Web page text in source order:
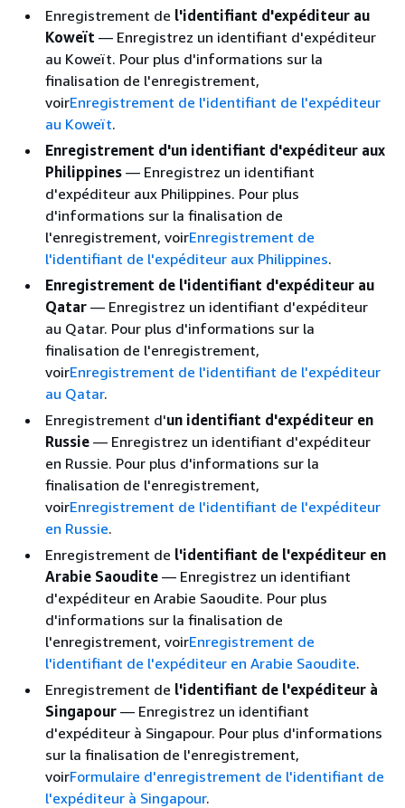
Enregistrement de l'identifiant d'expéditeur au
Koweït — Enregistrez un identifiant d'expéditeur
au Koweït. Pour plus d'informations sur la
finalisation de l'enregistrement,
voirEnregistrement de l'identifiant de l'expéditeur
au Koweït.
Enregistrement d'un identifiant d'expéditeur aux
Philippines — Enregistrez un identifiant
d'expéditeur aux Philippines. Pour plus
d'informations sur la finalisation de
l'enregistrement, voirEnregistrement de
l'identifiant de l'expéditeur aux Philippines.
Enregistrement de l'identifiant d'expéditeur au
Qatar — Enregistrez un identifiant d'expéditeur
au Qatar. Pour plus d'informations sur la
finalisation de l'enregistrement,
voirEnregistrement de l'identifiant de l'expéditeur
au Qatar.
Enregistrement d'un identifiant d'expéditeur en
Russie — Enregistrez un identifiant d'expéditeur
en Russie. Pour plus d'informations sur la
finalisation de l'enregistrement,
voirEnregistrement de l'identifiant de l'expéditeur
en Russie.
Enregistrement de l'identifiant de l'expéditeur en
Arabie Saoudite — Enregistrez un identifiant
d'expéditeur en Arabie Saoudite. Pour plus
d'informations sur la finalisation de
l'enregistrement, voirEnregistrement de
l'identifiant de l'expéditeur en Arabie Saoudite.
Enregistrement de l'identifiant de l'expéditeur à
Singapour — Enregistrez un identifiant
d'expéditeur à Singapour. Pour plus d'informations
sur la finalisation de l'enregistrement,
voirFormulaire d'enregistrement de l'identifiant de
l'expéditeur à Singapour.